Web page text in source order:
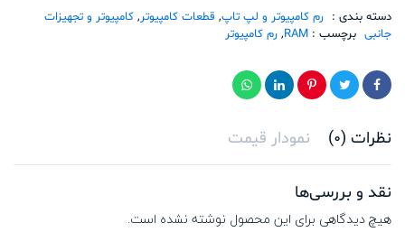
دسته بندی : رم کامپیوتر و لپ تاپ, قطعات کامپیوتر, کامپیوتر و تجهیزات
جانبی برچسب : RAM
, رم کامپیوتر
نظرات (0) نمودار قیمت
نقد و بررسی‌ها
هیچ دیدگاهی برای این محصول نوشته نشده است.